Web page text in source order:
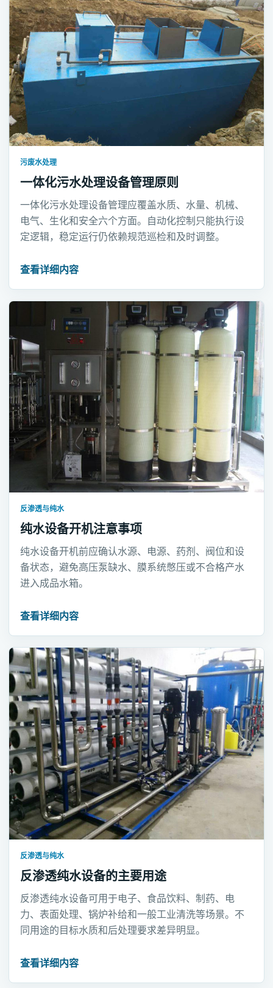
污废水处理
一体化污水处理设备管理原则
一体化污水处理设备管理应覆盖水质、水量、机械、
电气、生化和安全六个方面。自动化控制只能执行设
定逻辑，稳定运行仍依赖规范巡检和及时调整。
查看详细内容
反渗透与纯水
纯水设备开机注意事项
纯水设备开机前应确认水源、电源、药剂、阀位和设
备状态，避免高压泵缺水、膜系统憋压或不合格产水
进入成品水箱。
查看详细内容
反渗透与纯水
反渗透纯水设备的主要用途
反渗透纯水设备可用于电子、食品饮料、制药、电
力、表面处理、锅炉补给和一般工业清洗等场景。不
同用途的目标水质和后处理要求差异明显。
查看详细内容